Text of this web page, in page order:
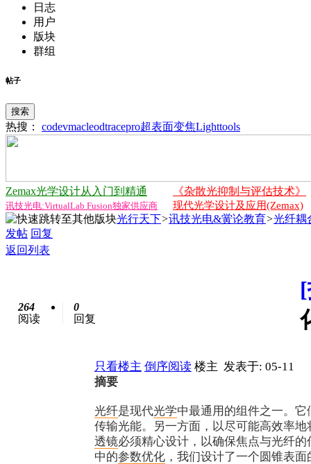
日志
用户
版块
群组
帖子
搜索
热搜： codevmacleodtracepro超表面变焦Lighttools
Zemax光学设计从入门到精通 《杂散光抑制与评估技术》
讯技光电:VirtualLab Fusion独家供应商 现代光学设计及应用(Zemax)
光行天下>讯技光电&黉论教育>光纤耦
发帖 回复
返回列表
264
阅读
0
回复
只看楼主 倒序阅读 楼主 发表于: 05-11
摘要
光纤是现代光学中最通用的组件之一。
传输光能。另一方面，以尽可能高效率
透镜必须精心设计，以确保焦点与光纤
中的参数优化 ，我们设计了一个圆锥表